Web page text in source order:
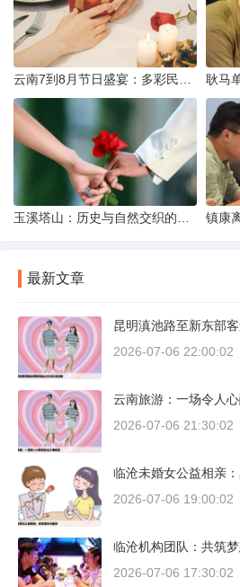
最新文章
昆明滇池路至新东部
2026-07-06 22:00:02
云南旅游：一场令人
2026-07-06 21:30:02
临沧未婚女公益相亲
2026-07-06 19:00:02
临沧机构团队：共筑
2026-07-06 17:30:02